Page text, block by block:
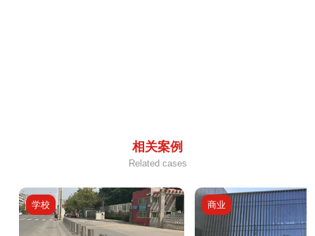
相关案例
Related cases
学校 商业